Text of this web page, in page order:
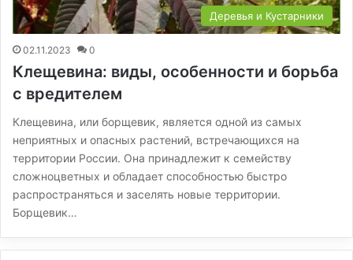
Деревья и Кустарники
02.11.2023 0
Клещевина: виды, особенности и борьба
с вредителем
Клещевина, или борщевик, является одной из самых
неприятных и опасных растений, встречающихся на
территории России. Она принадлежит к семейству
сложноцветных и обладает способностью быстро
распространяться и заселять новые территории.
Борщевик…